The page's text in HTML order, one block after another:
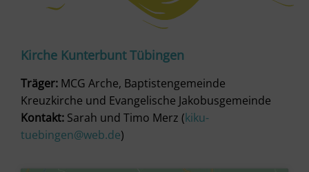
Kirche Kunterbunt Tübingen
Träger: MCG Arche, Baptistengemeinde
Kreuzkirche und Evangelische Jakobusgemeinde
Kontakt: Sarah und Timo Merz (kiku-
tuebingen@web.de)